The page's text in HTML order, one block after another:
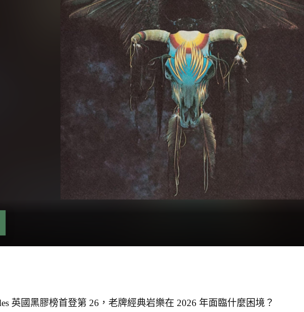
英國黑膠榜首登第 26，老牌經典岩樂在 2026 年面臨什麼困境？